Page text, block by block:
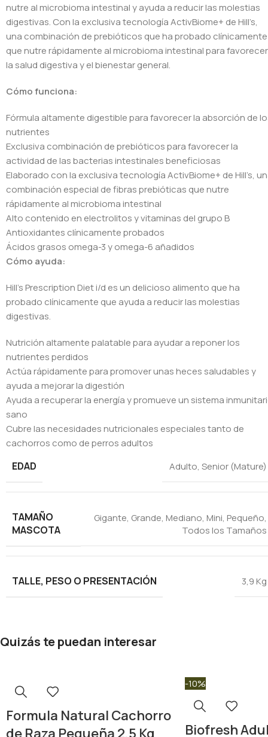
nutre al microbioma intestinal y ayuda a reducir las molestias
digestivas. Con la exclusiva tecnología ActivBiome+ de Hill’s,
una combinación de prebióticos que ha probado clínicamente
que nutre rápidamente al microbioma intestinal para favorecer
la salud digestiva y el bienestar general.
Cómo funciona:
Fórmula altamente digestible para favorecer la absorción de
nutrientes
Exclusiva combinación de prebióticos para favorecer la
actividad de las bacterias intestinales beneficiosas
Elaborado con la exclusiva tecnología ActivBiome+ de Hill’s,
combinación especial de fibras prebióticas que nutre
rápidamente al microbioma intestinal
Alto contenido en electrolitos y vitaminas del grupo B
Antioxidantes clínicamente probados
Ácidos grasos omega-3 y omega-6 añadidos
Cómo ayuda:
Hill’s Prescription Diet i/d es un delicioso alimento que ha
probado clínicamente que ayuda a reducir las molestias
digestivas.
Nutrición altamente palatable para ayudar a reponer los
nutrientes perdidos
Actúa rápidamente para promover unas heces saludables y
ayuda a mejorar la digestión
Ayuda a recuperar la energía y promueve un sistema
sano
Cubre las necesidades nutricionales especiales tanto de
cachorros como de perros adultos
EDAD Adulto, Senior (Mature)
TAMAÑO
MASCOTA
Gigante, Grande, Mediano, Mini, Pequeño,
Todos los Tamaños
TALLE, PESO O PRESENTACIÓN 3,9 Kg
Quizás te puedan interesar
Formula Natural Cachorro
de Raza Pequeña 2,5 Kg
-10%
Biofresh